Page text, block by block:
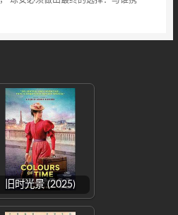
旧时光景 (2025)